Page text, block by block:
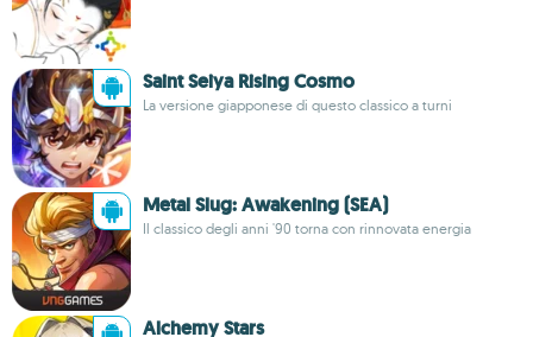
Saint Seiya Rising Cosmo
La versione giapponese di questo classico a turni
Metal Slug: Awakening (SEA)
Il classico degli anni '90 torna con rinnovata energia
Alchemy Stars